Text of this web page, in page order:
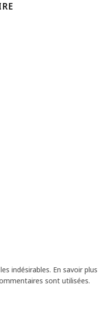
indésirables. En savoir plus
sont utilisées.